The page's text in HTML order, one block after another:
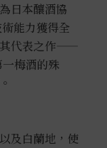
日本釀酒協
能力獲得全
代表之作——
梅酒的殊
及白蘭地，使